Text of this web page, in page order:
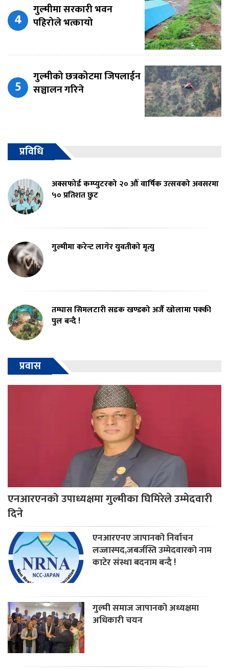
गुल्मीमा सरकारी भवन
पहिरोले भत्कायो
गुल्मीको छत्रकोटमा जिपलाईन
सञ्चालन गरिने
प्रविधि
अक्सफोर्ड कम्प्युटरको २० औं वार्षिक उत्सवको अवसरमा
५० प्रतिशत छुट
गुल्मीमा करेन्ट लागेर युवतीको मृत्यु
तम्घास सिमलटारी सडक खण्डको अर्जै खोलामा पक्की
पुल बन्दै !
प्रवास
एनआरएनको उपाध्यक्षमा गुल्मीका घिमिरेले उम्मेदवारी
दिने
एनआरएनए जापानको निर्वाचन
लज्जास्पद,जबर्जस्ति उम्मेदवारको नाम
काटेर संस्था बदनाम बन्दै !
गुल्मी समाज जापानको अध्यक्षमा
अधिकारी चयन